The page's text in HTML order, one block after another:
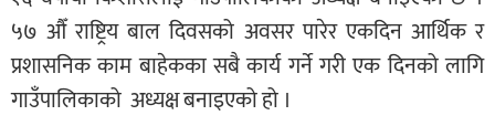
५७ औँ राष्ट्रिय बाल दिवसको अवसर पारेर एकदिन आर्थिक र
प्रशासनिक काम बाहेकका सबै कार्य गर्ने गरी एक दिनको लागि
गाउँपालिकाको अध्यक्ष बनाइएको हो ।